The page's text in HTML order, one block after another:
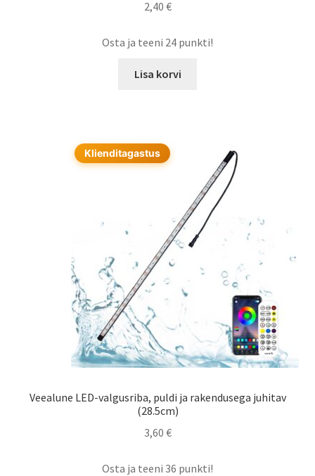
2,40 €
Osta ja teeni 24 punkti!
Lisa korvi
Klienditagastus
Veealune LED-valgusriba, puldi ja rakendusega juhitav
(28.5cm)
3,60 €
Osta ja teeni 36 punkti!